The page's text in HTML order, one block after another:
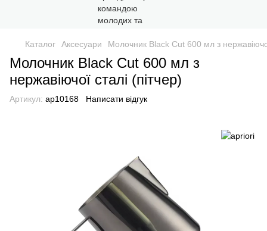
Каталог Аксесуари Молочник Black Cut 600 мл з
Молочник Black Cut 600 мл з
нержавіючої сталі (пітчер)
Артикул: ap10168 Написати відгук